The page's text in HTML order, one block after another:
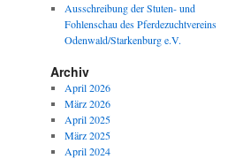
Ausschreibung der Stuten- und
Fohlenschau des Pferdezuchtvereins
Odenwald/Starkenburg e.V.
Archiv
April 2026
März 2026
April 2025
März 2025
April 2024